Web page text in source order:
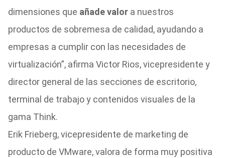
dimensiones que añade valora nuestros
productos de sobremesa de calidad, ayudando a
empresas a cumplir con las necesidades de
virtualización”, afirma Victor Rios, vicepresidente y
director general de las secciones de escritorio,
terminal de trabajo y contenidos visuales de la
gama Think.
Erik Frieberg, vicepresidente de marketing de
producto de VMware, valora de forma muy positiva